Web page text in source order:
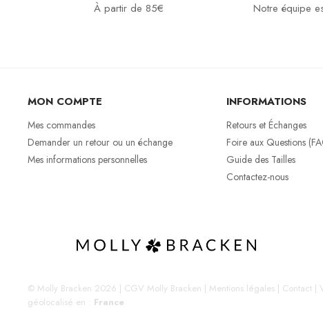
À partir de 85€
Notre équipe
MON COMPTE
Mes commandes
Demander un retour ou un échange
Mes informations personnelles
INFORMATIONS
Retours et Échanges
Foire aux Questions
Guide des Tailles
Contactez-nous
© Molly Bracken 2026 | CGV Molly Bracken | Mentions légales | Contact |
géolocalisé en : France